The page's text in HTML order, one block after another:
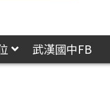
武漢國中FB